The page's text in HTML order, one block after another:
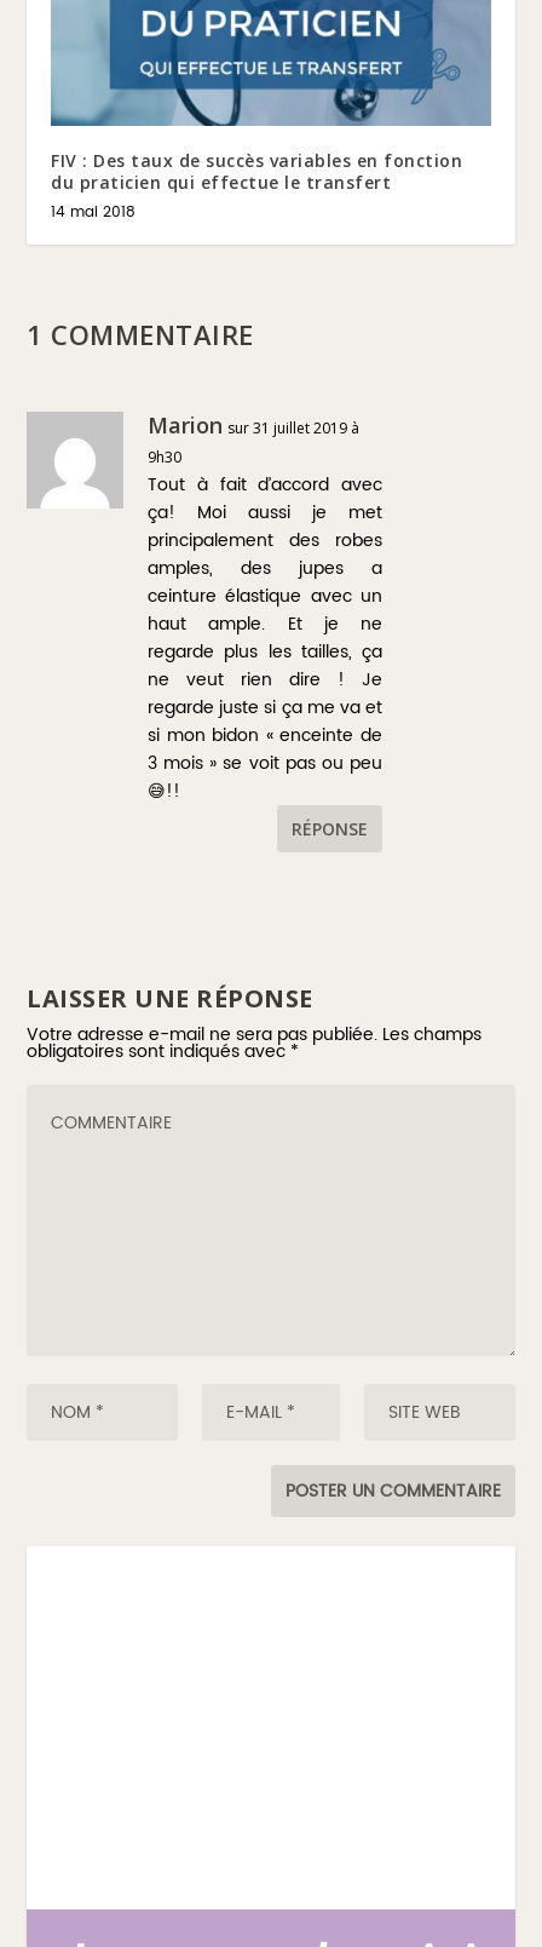
FIV : Des taux de succès variables en fonction
du praticien qui effectue le transfert
14 mai 2018
1 COMMENTAIRE
Marion sur 31 juillet 2019 à
9h30
Tout à fait d’accord avec
ça! Moi aussi je met
principalement des robes
amples, des jupes a
ceinture élastique avec un
haut ample. Et je ne
regarde plus les tailles, ça
ne veut rien dire ! Je
regarde juste si ça me va et
si mon bidon « enceinte de
3 mois » se voit pas ou peu
😅!!
RÉPONSE
LAISSER UNE RÉPONSE
Votre adresse e-mail ne sera pas publiée. Les champs
obligatoires sont indiqués avec *